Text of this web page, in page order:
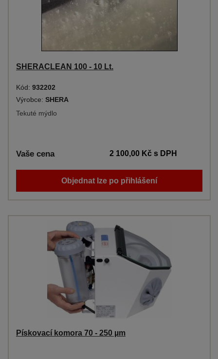
SHERACLEAN 100 - 10 Lt.
Kód: 932202
Výrobce: SHERA
Tekuté mýdlo
Vaše cena 2 100,00 Kčs DPH
Objednat lze po přihlášení
Pískovací komora 70 - 250 µm